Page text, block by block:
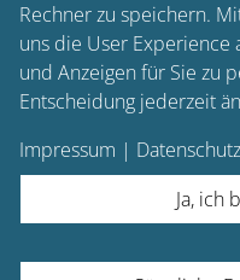
Rechner zu speichern.
uns die User Experience
und Anzeigen für Sie zu
Entscheidung jederzeit
Impressum | Datenschutz
Ja, ich